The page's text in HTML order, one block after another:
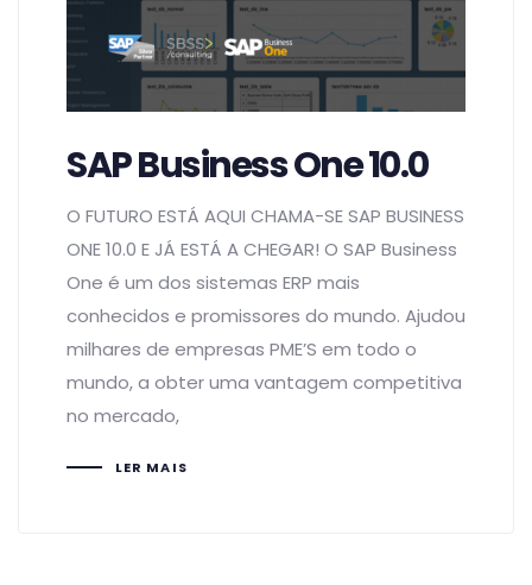
SAP Business One 10.0
O FUTURO ESTÁ AQUI CHAMA-SE SAP BUSINESS
ONE 10.0 E JÁ ESTÁ A CHEGAR! O SAP Business
One é um dos sistemas ERP mais
conhecidos e promissores do mundo. Ajudou
milhares de empresas PME’S em todo o
mundo, a obter uma vantagem competitiva
no mercado,
LER MAIS